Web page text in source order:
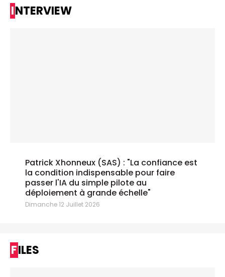
INTERVIEW
Patrick Xhonneux (SAS) : "La confiance est
la condition indispensable pour faire
passer l'IA du simple pilote au
déploiement à grande échelle"
Dimanche 12 Juillet 2026
FILES